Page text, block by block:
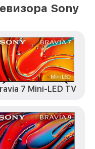
от 2100₽
Sony от 1400₽
от 1500₽
Sony
7 Mini-LED TV